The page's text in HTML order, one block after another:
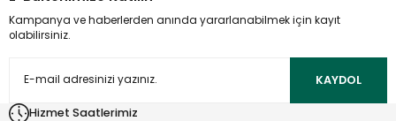
Görüş ve önerileriniz için teşekkür ederiz.
Ürün açıklamasında eksik bilgiler bulunuyor.
Kampanya ve haberlerden anında yararlanabilmek için kayıt
olabilirsiniz.
KAYDOL
Hizmet Saatlerimiz